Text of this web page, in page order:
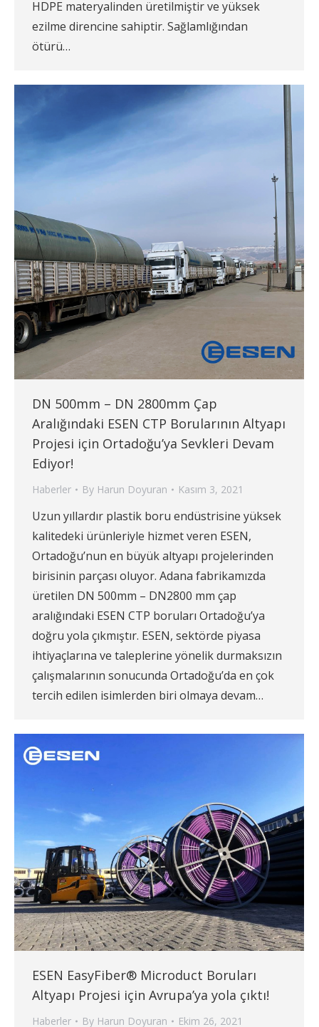
HDPE materyalinden üretilmiştir ve yüksek
ezilme direncine sahiptir. Sağlamlığından
ötürü…
DN 500mm – DN 2800mm Çap
Aralığındaki ESEN CTP Borularının Altyapı
Projesi için Ortadoğu’ya Sevkleri Devam
Ediyor!
Haberler By Harun Doyuran Kasım 3, 2021
Uzun yıllardır plastik boru endüstrisine yüksek
kalitedeki ürünleriyle hizmet veren ESEN,
Ortadoğu’nun en büyük altyapı projelerinden
birisinin parçası oluyor. Adana fabrikamızda
üretilen DN 500mm – DN2800 mm çap
aralığındaki ESEN CTP boruları Ortadoğu’ya
doğru yola çıkmıştır. ESEN, sektörde piyasa
ihtiyaçlarına ve taleplerine yönelik durmaksızın
çalışmalarının sonucunda Ortadoğu’da en çok
tercih edilen isimlerden biri olmaya devam…
ESEN EasyFiber® Microduct Boruları
Altyapı Projesi için Avrupa’ya yola çıktı!
Haberler By Harun Doyuran Ekim 26, 2021